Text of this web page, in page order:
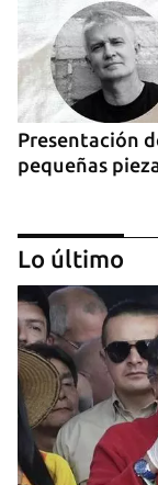
Presentación
pequeñas
Lo último